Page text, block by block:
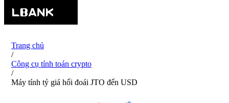
Trang chủ
/
Công cụ tính toán crypto
/
Máy tính tỷ giá hối đoái JTO đến USD